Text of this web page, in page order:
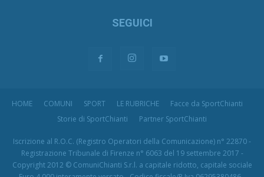
SEGUICI
HOME COMUNI SPORT LE RUBRICHE
Facce da SportChianti
Storie di SportChianti
Partner SportChianti
Iscrizione al R.O.C. (Registro Operatori della Comunicazione) n° 22870 -
Registrazione Tribunale di Firenze n° 6063 del 19 settembre 2017 -
Copyright 2012 © ComuniChianti S.r.l. a capitale ridotto, capitale sociale